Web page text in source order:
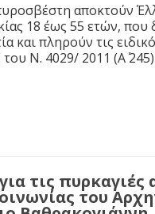
αποκτούν
18 έως 55 ετών, που
και πληρούν τις
N. 4029/ 2011 (Α΄ 245)
τις
του